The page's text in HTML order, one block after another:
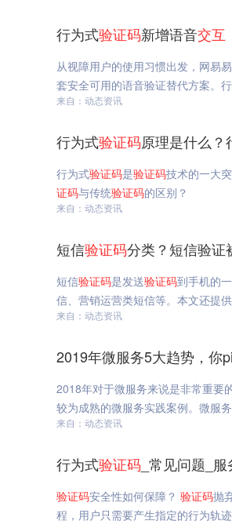
行为式验证码新增语音交互
从视障用户的使用习惯出发，网易
套安全可用的语音验证替代方案。
来自：动态资讯
行为式验证码原理是什么？
行为式验证码是验证码技术的一大
证码与传统验证码的区别？
来自：动态资讯
短信验证码分类？短信验证
短信验证码是发送验证码到手机的
信、营销运营类短信等。本文还提
来自：动态资讯
2019年微服务5大趋势，你
2018年对于微服务来说是非常重要
较为成熟的微服务实践案例。微服
来自：动态资讯
行为式验证码 _常见问题_
验证码安全性如何保障？ 验证码抛
程，用户只需要产生指定的行为轨